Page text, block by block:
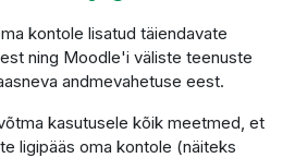
kontole lisatud täiendavate
ning Moodle'i väliste teenuste
andmevahetuse eest.
kasutusele kõik meetmed, et
ligipääs oma kontole (näiteks